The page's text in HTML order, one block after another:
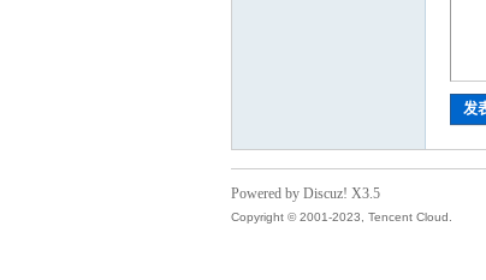
发
Powered by Discuz! X3.5
Copyright © 2001-2023, Tencent Cloud.